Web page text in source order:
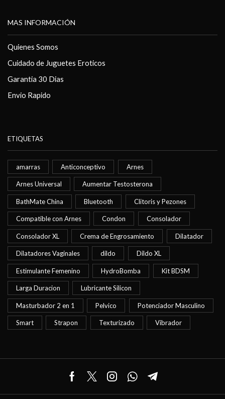
MAS INFORMACIÓN
Quienes Somos
Cuidado de Juguetes Eroticos
Garantia 30 Dias
Envio Rapido
ETIQUETAS
amarras Anticonceptivo Arnes
Arnes Universal Aumentar Testosterona
BathMate China Bluetooth Clitoris y Pezones
Compatible con Arnes Condon Consolador
Consolador XL Crema de Engrosamiento Dilatador
Dilatadores Vaginales dildo Dildo XL
Estimulante Femenino HydroBomba Kit BDSM
Larga Duracion Lubricante Silicon
Masturbador 2 en 1 Pelvico Potenciador Masculino
Smart Strapon Texturizado Vibrador
Facebook
TwitterInstagram
WhatsappTelegram